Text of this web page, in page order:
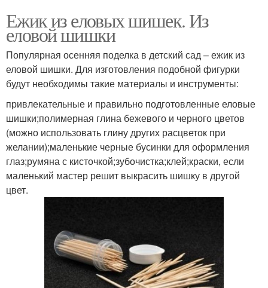
Ежик из еловых шишек. Из
еловой шишки
Популярная осенняя поделка в детский сад – ежик из
еловой шишки. Для изготовления подобной фигурки
будут необходимы такие материалы и инструменты:
привлекательные и правильно подготовленные еловые
шишки;полимерная глина бежевого и черного цветов
(можно использовать глину других расцветок при
желании);маленькие черные бусинки для оформления
глаз;румяна с кисточкой;зубочистка;клей;краски, если
маленький мастер решит выкрасить шишку в другой
цвет.